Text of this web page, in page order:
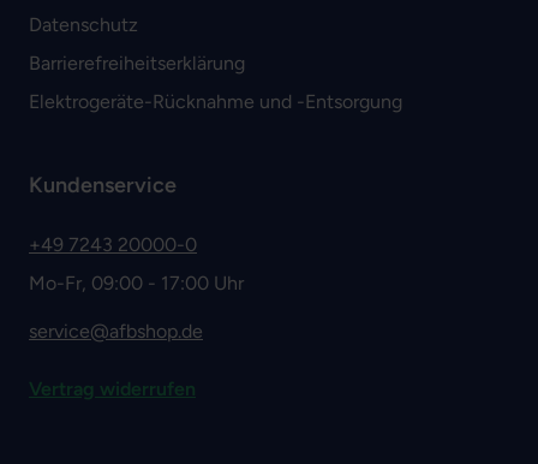
Datenschutz
Barrierefreiheitserklärung
Elektrogeräte-Rücknahme und -Entsorgung
Kundenservice
+49 7243 20000-0
Mo-Fr, 09:00 - 17:00 Uhr
service@afbshop.de
Vertrag widerrufen